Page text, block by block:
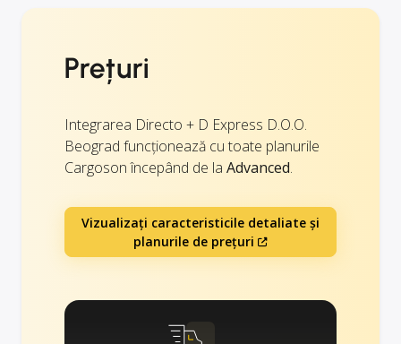
Prețuri
Integrarea Directo + D Express D.O.O.
Beograd funcționează cu toate planurile
Cargoson începând de la Advanced.
Vizualizați caracteristicile detaliate și
planurile de prețuri